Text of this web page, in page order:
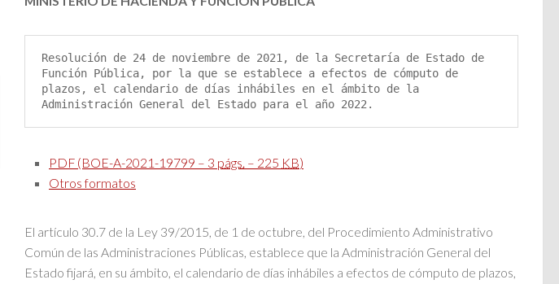
Resolución de 24 de noviembre de 2021, de la Secretaría de Estado de
Función Pública, por la que se establece a efectos de cómputo de
plazos, el calendario de días inhábiles en el ámbito de la
Administración General del Estado para el año 2022.
PDF (BOE-A-2021-19799 – 3 págs. – 225 KB)
Otros formatos
El artículo 30.7 de la Ley 39/2015, de 1 de octubre, del Procedimiento Administrativo
Común de las Administraciones Públicas, establece que la Administración General del
Estado fijará, en su ámbito, el calendario de días inhábiles a efectos de cómputo de plazos,